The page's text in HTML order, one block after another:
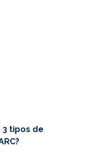
3 tipos de